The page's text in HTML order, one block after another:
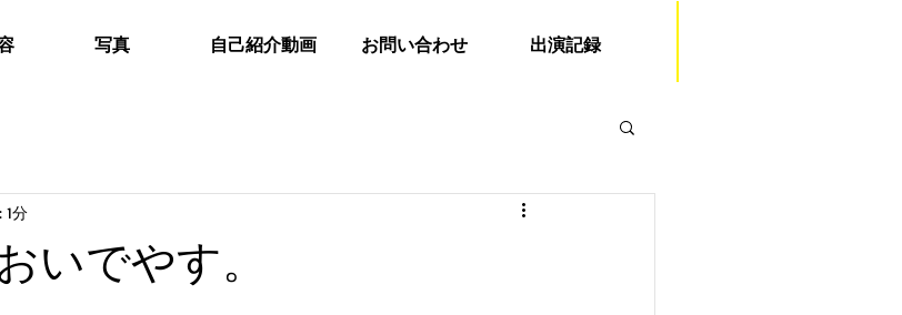
写真 自己紹介動画 お問い合わせ 出演記録
いでやす。
1分